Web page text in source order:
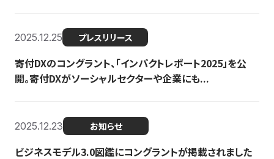
2025.12.25 プレスリリース
寄付DXのコングラント、「インパクトレポート2025」を公
開。寄付DXがソーシャルセクターや企業にも...
2025.12.23 お知らせ
ビジネスモデル3.0図鑑にコングラントが掲載されました